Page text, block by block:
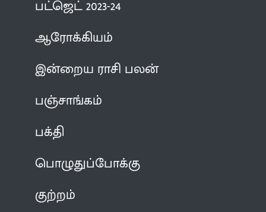
பட்ஜெட் 2023-24
ஆரோக்கியம்
இன்றைய ராசி பலன்
பஞ்சாங்கம்
பக்தி
பொழுதுப்போக்கு
குற்றம்